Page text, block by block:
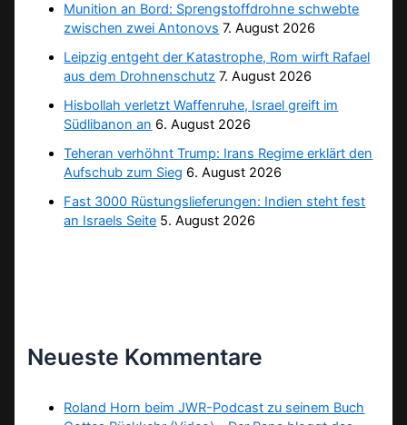
Munition an Bord: Sprengstoffdrohne schwebte
zwischen zwei Antonovs 7. August 2026
Leipzig entgeht der Katastrophe, Rom wirft Rafael
aus dem Drohnenschutz 7. August 2026
Hisbollah verletzt Waffenruhe, Israel greift im
Südlibanon an 6. August 2026
Teheran verhöhnt Trump: Irans Regime erklärt den
Aufschub zum Sieg 6. August 2026
Fast 3000 Rüstungslieferungen: Indien steht fest
an Israels Seite 5. August 2026
Neueste Kommentare
Roland Horn beim JWR-Podcast zu seinem Buch